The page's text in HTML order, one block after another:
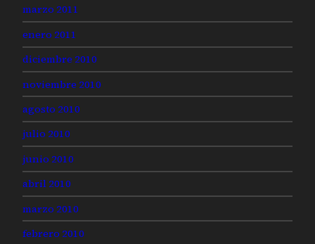
marzo 2011
enero 2011
diciembre 2010
noviembre 2010
agosto 2010
julio 2010
junio 2010
abril 2010
marzo 2010
febrero 2010